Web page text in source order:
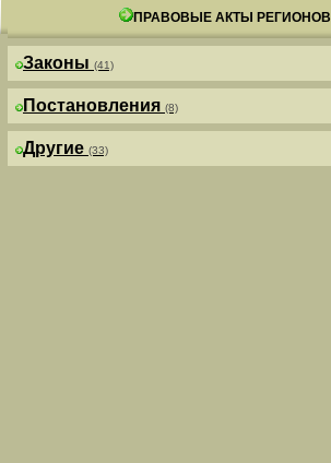
ПРАВОВЫЕ АКТЫ РЕГИОНОВ
Законы (41)
Постановления (8)
Другие (33)